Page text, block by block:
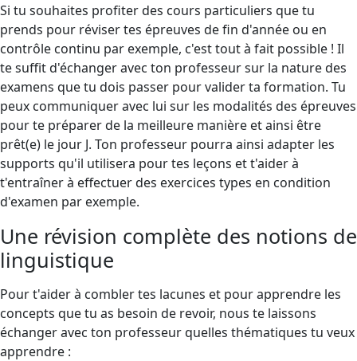
Si tu souhaites profiter des cours particuliers que tu
prends pour réviser tes épreuves de fin d'année ou en
contrôle continu par exemple, c'est tout à fait possible ! Il
te suffit d'échanger avec ton professeur sur la nature des
examens que tu dois passer pour valider ta formation. Tu
peux communiquer avec lui sur les modalités des épreuves
pour te préparer de la meilleure manière et ainsi être
prêt(e) le jour J. Ton professeur pourra ainsi adapter les
supports qu'il utilisera pour tes leçons et t'aider à
t'entraîner à effectuer des exercices types en condition
d'examen par exemple.
Une révision complète des notions de
linguistique
Pour t'aider à combler tes lacunes et pour apprendre les
concepts que tu as besoin de revoir, nous te laissons
échanger avec ton professeur quelles thématiques tu veux
apprendre :